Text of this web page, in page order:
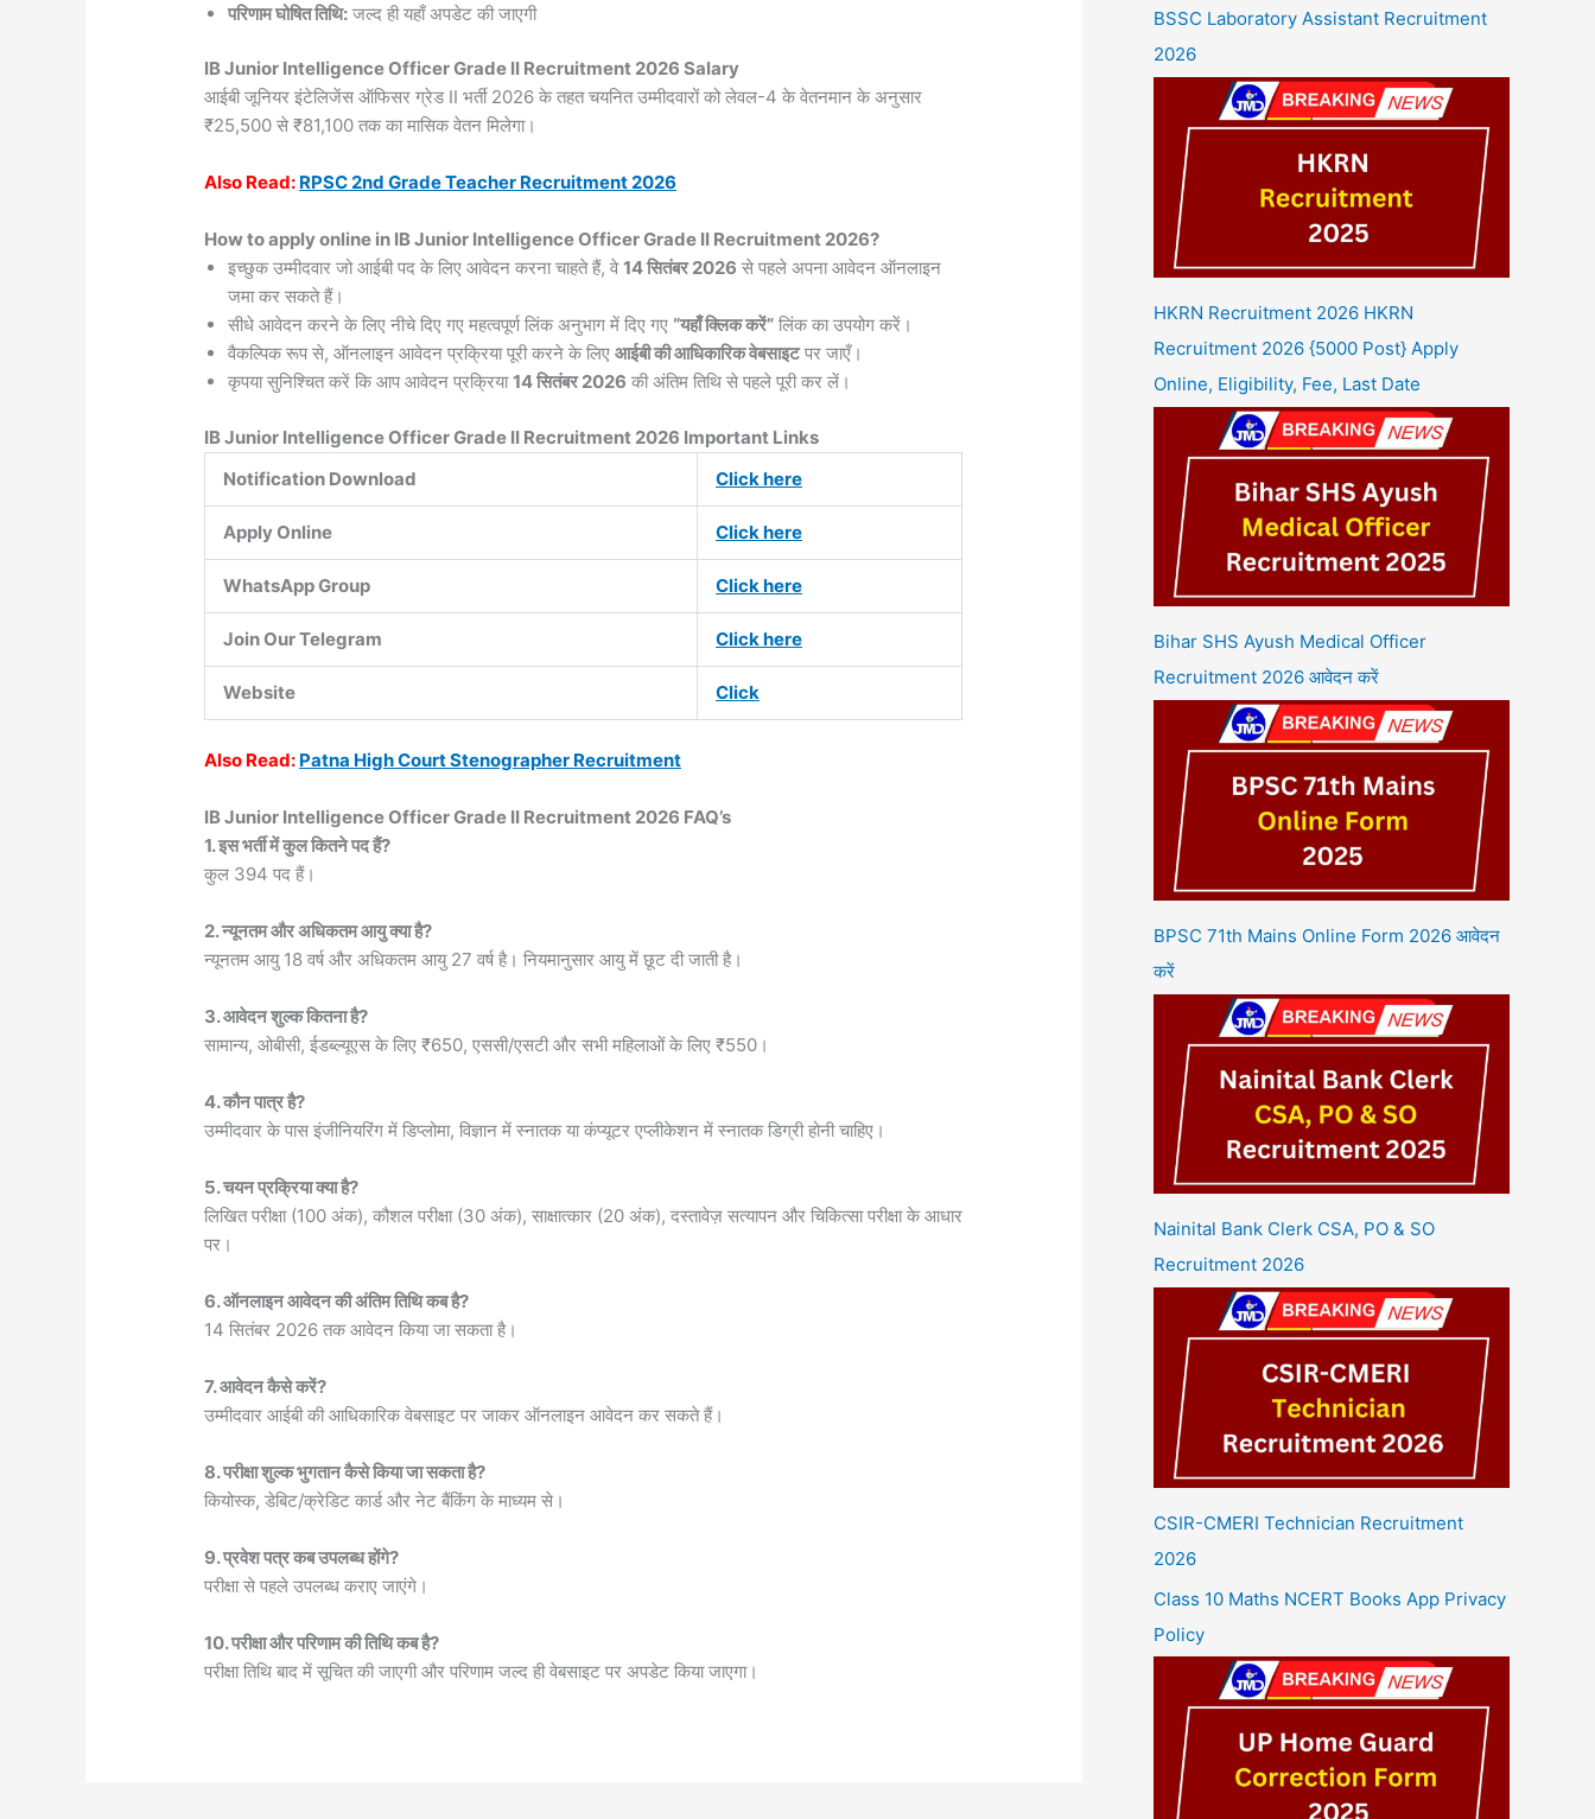
परिणाम घोषित तिथि: जल्द ही यहाँ अपडेट की जाएगी
IB Junior Intelligence Officer Grade II Recruitment 2026 Salary
आईबी जूनियर इंटेलिजेंस ऑफिसर ग्रेड II भर्ती 2026 के तहत चयनित उम्मीदवारों को लेवल-4 के वेतनमान के अनुसार
₹25,500 से ₹81,100 तक का मासिक वेतन मिलेगा।
Also Read: RPSC 2nd Grade Teacher Recruitment 2026
How to apply online in IB Junior Intelligence Officer Grade II Recruitment 2026?
इच्छुक उम्मीदवार जो आईबी पद के लिए आवेदन करना चाहते हैं, वे14 सितंबर 2026 से पहले अपना आवेदन ऑनलाइन
जमा कर सकते हैं।
सीधे आवेदन करने के लिए नीचे दिए गए महत्वपूर्ण लिंक अनुभाग में दिए गए “यहाँ क्लिक करें” लिंक का उपयोग करें।
वैकल्पिक रूप से, ऑनलाइन आवेदन प्रक्रिया पूरी करने के लिएआईबी की आधिकारिक वेबसाइटपर जाएँ।
कृपया सुनिश्चित करें कि आप आवेदन प्रक्रिया14 सितंबर 2026 की अंतिम तिथि से पहले पूरी कर लें।
IB Junior Intelligence Officer Grade II Recruitment 2026 Important Links
Notification Download
Click here
Apply Online Click here
WhatsApp Group Click here
Join Our Telegram Click here
Website Click
Also Read: Patna High Court Stenographer Recruitment
IB Junior Intelligence Officer Grade II Recruitment 2026 FAQ’s
1. इस भर्ती में कुल कितने पद हैं?
कुल 394 पद हैं।
2. न्यूनतम और अधिकतम आयु क्या है?
न्यूनतम आयु 18 वर्ष और अधिकतम आयु 27 वर्ष है। नियमानुसार आयु में छूट दी जाती है।
3. आवेदन शुल्क कितना है?
सामान्य, ओबीसी, ईडब्ल्यूएस के लिए ₹650, एससी/एसटी और सभी महिलाओं के लिए ₹550।
4. कौन पात्र है?
उम्मीदवार के पास इंजीनियरिंग में डिप्लोमा, विज्ञान में स्नातक या कंप्यूटर एप्लीकेशन में स्नातक डिग्री होनी चाहिए।
5. चयन प्रक्रिया क्या है?
लिखित परीक्षा (100 अंक), कौशल परीक्षा (30 अंक), साक्षात्कार (20 अंक), दस्तावेज़ सत्यापन और चिकित्सा परीक्षा के आधार
पर।
6. ऑनलाइन आवेदन की अंतिम तिथि कब है?
14 सितंबर 2026 तक आवेदन किया जा सकता है।
7. आवेदन कैसे करें?
उम्मीदवार आईबी की आधिकारिक वेबसाइट पर जाकर ऑनलाइन आवेदन कर सकते हैं।
8. परीक्षा शुल्क भुगतान कैसे किया जा सकता है?
कियोस्क, डेबिट/क्रेडिट कार्ड और नेट बैंकिंग के माध्यम से।
9. प्रवेश पत्र कब उपलब्ध होंगे?
परीक्षा से पहले उपलब्ध कराए जाएंगे।
10. परीक्षा और परिणाम की तिथि कब है?
परीक्षा तिथि बाद में सूचित की जाएगी और परिणाम जल्द ही वेबसाइट पर अपडेट किया जाएगा।
BSSC Laboratory Assistant Recruitment
2026
HKRN Recruitment 2026 HKRN
Recruitment 2026 {5000 Post} Apply
Online, Eligibility, Fee, Last Date
Bihar SHS Ayush Medical Officer
Recruitment 2026 आवेदन करें
BPSC 71th Mains Online Form 2026 आवेदन
करें
Nainital Bank Clerk CSA, PO & SO
Recruitment 2026
CSIR-CMERI Technician Recruitment
2026
Class 10 Maths NCERT Books App Privacy
Policy